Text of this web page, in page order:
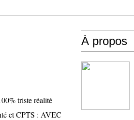
triste réalité
et CPTS : AVEC
À propos